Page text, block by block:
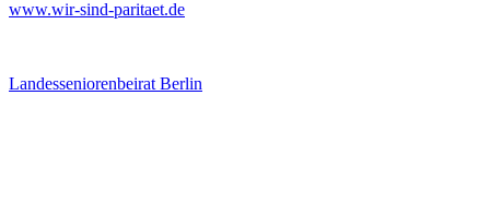
www.wir-sind-paritaet.de
Landesseniorenbeirat Berlin